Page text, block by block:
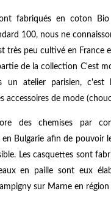
fabriqués en coton
100, nous ne
très peu cultivé en France
de la collection C'est
un atelier parisien, c'est
accessoires de mode
des chemises par
Bulgarie afin de pouvoir
Les casquettes sont
en paille sont eux
sur Marne en région